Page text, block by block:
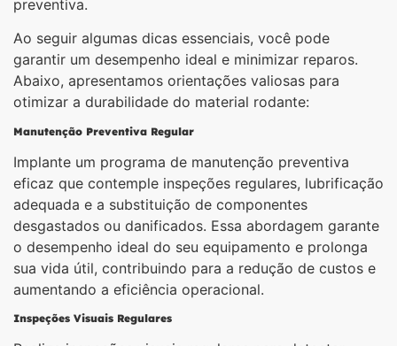
preventiva.
Ao seguir algumas dicas essenciais, você pode
garantir um desempenho ideal e minimizar reparos.
Abaixo, apresentamos orientações valiosas para
otimizar a durabilidade do material rodante:
Manutenção Preventiva Regular
Implante um programa de manutenção preventiva
eficaz que contemple inspeções regulares, lubrificação
adequada e a substituição de componentes
desgastados ou danificados. Essa abordagem garante
o desempenho ideal do seu equipamento e prolonga
sua vida útil, contribuindo para a redução de custos e
aumentando a eficiência operacional.
Inspeções Visuais Regulares